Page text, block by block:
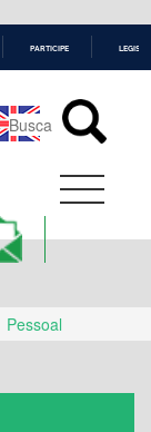
PARTICIPE
Pessoal